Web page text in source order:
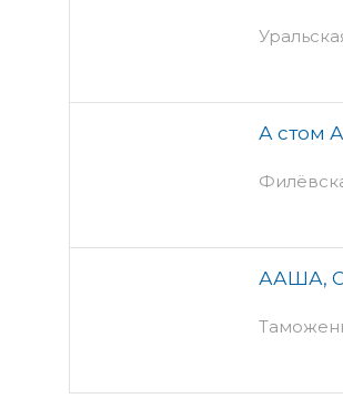
А стом
ААША,